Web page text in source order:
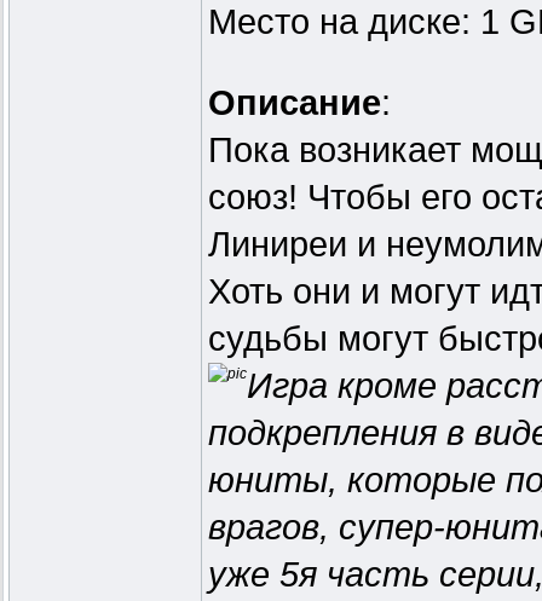
Место на диске: 1
Описание:
Пока возникает
союз! Чтобы его
Линиреи и
Хоть они и могут
судьбы могут
Игра кроме
подкрепления в
юниты, которые
врагов, супер-
уже 5я часть